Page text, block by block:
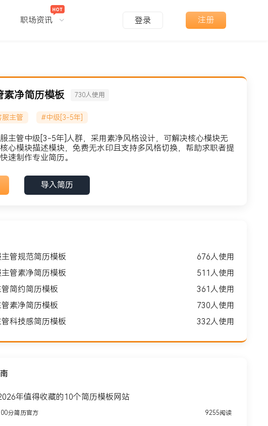
职场资讯 登录 注册
素净简历模板 730人使用
服主管 #中级[3-5年]
主管中级[3-5年]人群，采用素净风格设计，可解决核心模块无
心模块描述模块，免费无水印且支持多风格切换，帮助求职者提
速制作专业简历。
导入简历
管规范简历模板
676人使用
管素净简历模板
511人使用
简约简历模板
361人使用
素净简历模板
730人使用
科技感简历模板 332人使用
年值得收藏的10个简历模板网站
分简历官方 9255阅读